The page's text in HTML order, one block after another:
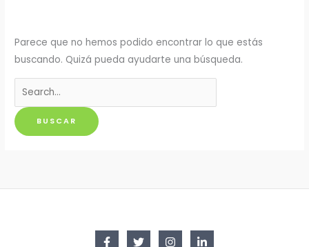
Parece que no hemos podido encontrar lo que estás
buscando. Quizá pueda ayudarte una búsqueda.
Buscar
por: